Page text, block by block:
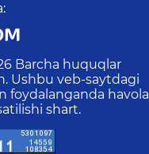
:
Barcha huquqlar
Ushbu veb-saytdagi
foydalanganda havola
shart.